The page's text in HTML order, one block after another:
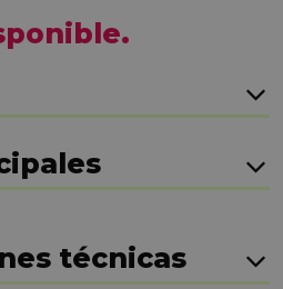
técnicas